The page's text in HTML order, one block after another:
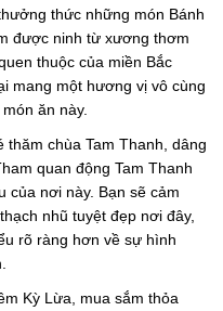
thức những món Bánh
được ninh từ xương thơm
thuộc của miền Bắc
mang một hương vị vô cùng
ăn này.
thăm chùa Tam Thanh, dâng
quan động Tam Thanh
của nơi này. Bạn sẽ cảm
nhũ tuyệt đẹp nơi đây,
rõ ràng hơn về sự hình
Kỳ Lừa, mua sắm thỏa